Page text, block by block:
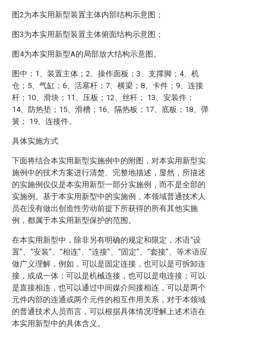
图2为本实用新型装置主体内部结构示意图；
图3为本实用新型装置主体俯面结构示意图；
图4为本实用新型A的局部放大结构示意图。
图中：1、装置主体；2、操作面板；3、支撑脚；4、机
仓；5、气缸；6、活塞杆；7、横梁；8、卡件；9、连接
杆；10、滑块；11、压板；12、丝杆； 13、安装件；
14、防热垫；15、滑槽；16、隔热板；17、底板；18、弹
簧； 19、连接件。
具体实施方式
下面将结合本实用新型实施例中的附图，对本实用新型实
施例中的技术方案进行清楚、完整地描述，显然，所描述
的实施例仅仅是本实用新型一部分实施例，而不是全部的
实施例。基于本实用新型中的实施例，本领域普通技术人
员在没有做出创造性劳动前提下所获得的所有其他实施
例，都属于本实用新型保护的范围。
在本实用新型中，除非另有明确的规定和限定，术语“设
置”、“安装”、“相连”、“连接”、“固定”、“套接”、等术语应
做广义理解，例如，可以是固定连接，也可以是可拆卸连
接，或成一体；可以是机械连接，也可以是电连接；可以
是直接相连，也可以通过中间媒介间接相连，可以是两个
元件内部的连通或两个元件的相互作用关系，对于本领域
的普通技术人员而言，可以根据具体情况理解上述术语在
本实用新型中的具体含义。